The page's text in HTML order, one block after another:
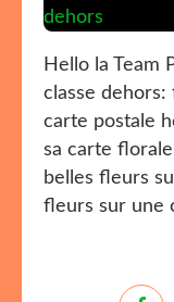
Hello la Team
classe dehors:
carte postale
sa carte
belles fleurs
fleurs sur une